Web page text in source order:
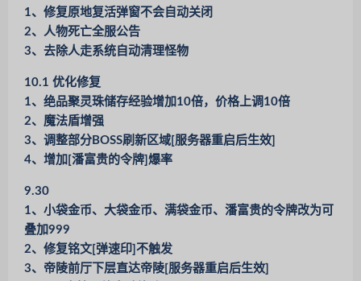
1、修复原地复活弹窗不会自动关闭
2、人物死亡全服公告
3、去除人走系统自动清理怪物
10.1 优化修复
1、绝品聚灵珠储存经验增加10倍，价格上调10倍
2、魔法盾增强
3、调整部分BOSS刷新区域[服务器重启后生效]
4、增加[潘富贵的令牌]爆率
9.30
1、小袋金币、大袋金币、满袋金币、潘富贵的令牌改为可
叠加999
2、修复铭文[弹速印]不触发
3、帝陵前厅下层直达帝陵[服务器重启后生效]